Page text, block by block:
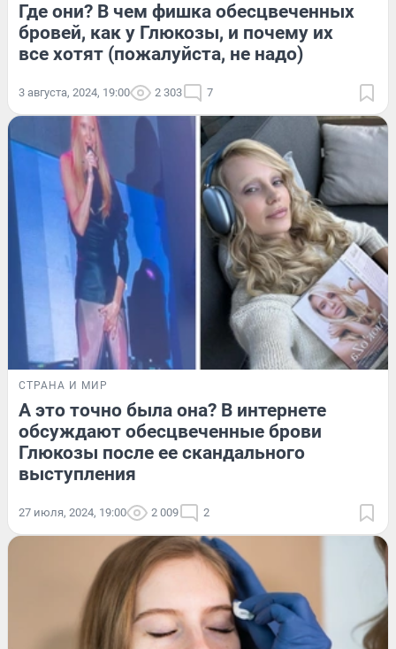
Где они? В чем фишка обесцвеченных
бровей, как у Глюкозы, и почему их
все хотят (пожалуйста, не надо)
3 августа, 2024, 19:00 2 303 7
СТРАНА И МИР
А это точно была она? В интернете
обсуждают обесцвеченные брови
Глюкозы после ее скандального
выступления
27 июля, 2024, 19:00 2 009 2